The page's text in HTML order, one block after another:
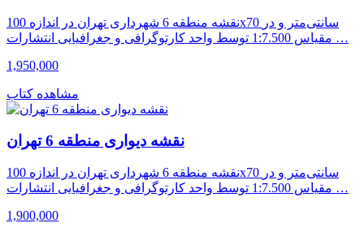
نقشه منطقه 6 شهرداری تهران در اندازه 100x70 سانتی‌متر و در
مقیاس 1:7.500 توسط واحد کارتوگرافی و جغرافیایی انتشارات …
1,950,000
مشاهده کتاب
نقشه دیواری منطقه 6 تهران
نقشه منطقه 6 شهرداری تهران در اندازه 100x70 سانتی‌متر و در
مقیاس 1:7.500 توسط واحد کارتوگرافی و جغرافیایی انتشارات …
1,900,000